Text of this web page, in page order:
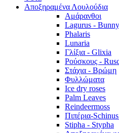
Αποξηραμένα Λουλούδια
Αμάρανθοι
Lagurus -
Phalaris
Lunaria
Γλίξια - Glixia
Ρούσκους -
Στάχια - Βρώμη
Φυλλώματα
Ice dry roses
Palm Leaves
Reindeermoss
Πιπέρια-
Stipha - Stypha